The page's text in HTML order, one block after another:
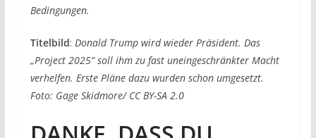
Bedingungen.
Titelbild: Donald Trump wird wieder Präsident. Das
„Project 2025“ soll ihm zu fast uneingeschränkter Macht
verhelfen. Erste Pläne dazu wurden schon umgesetzt.
Foto: Gage Skidmore/ CC BY-SA 2.0